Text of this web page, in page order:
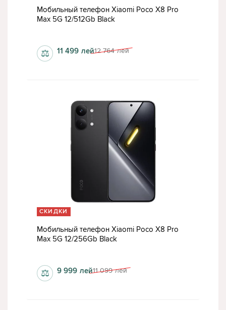
Мобильный телефон Xiaomi Poco X8 Pro
Max 5G 12/512Gb Black
1280x2772 пкс 12 764 лей
11 499 лей
⚖
СКИДКИ
Мобильный телефон Xiaomi Poco X8 Pro
Max 5G 12/256Gb Black
1280x2772 пкс 11 099 лей
9 999 лей
⚖